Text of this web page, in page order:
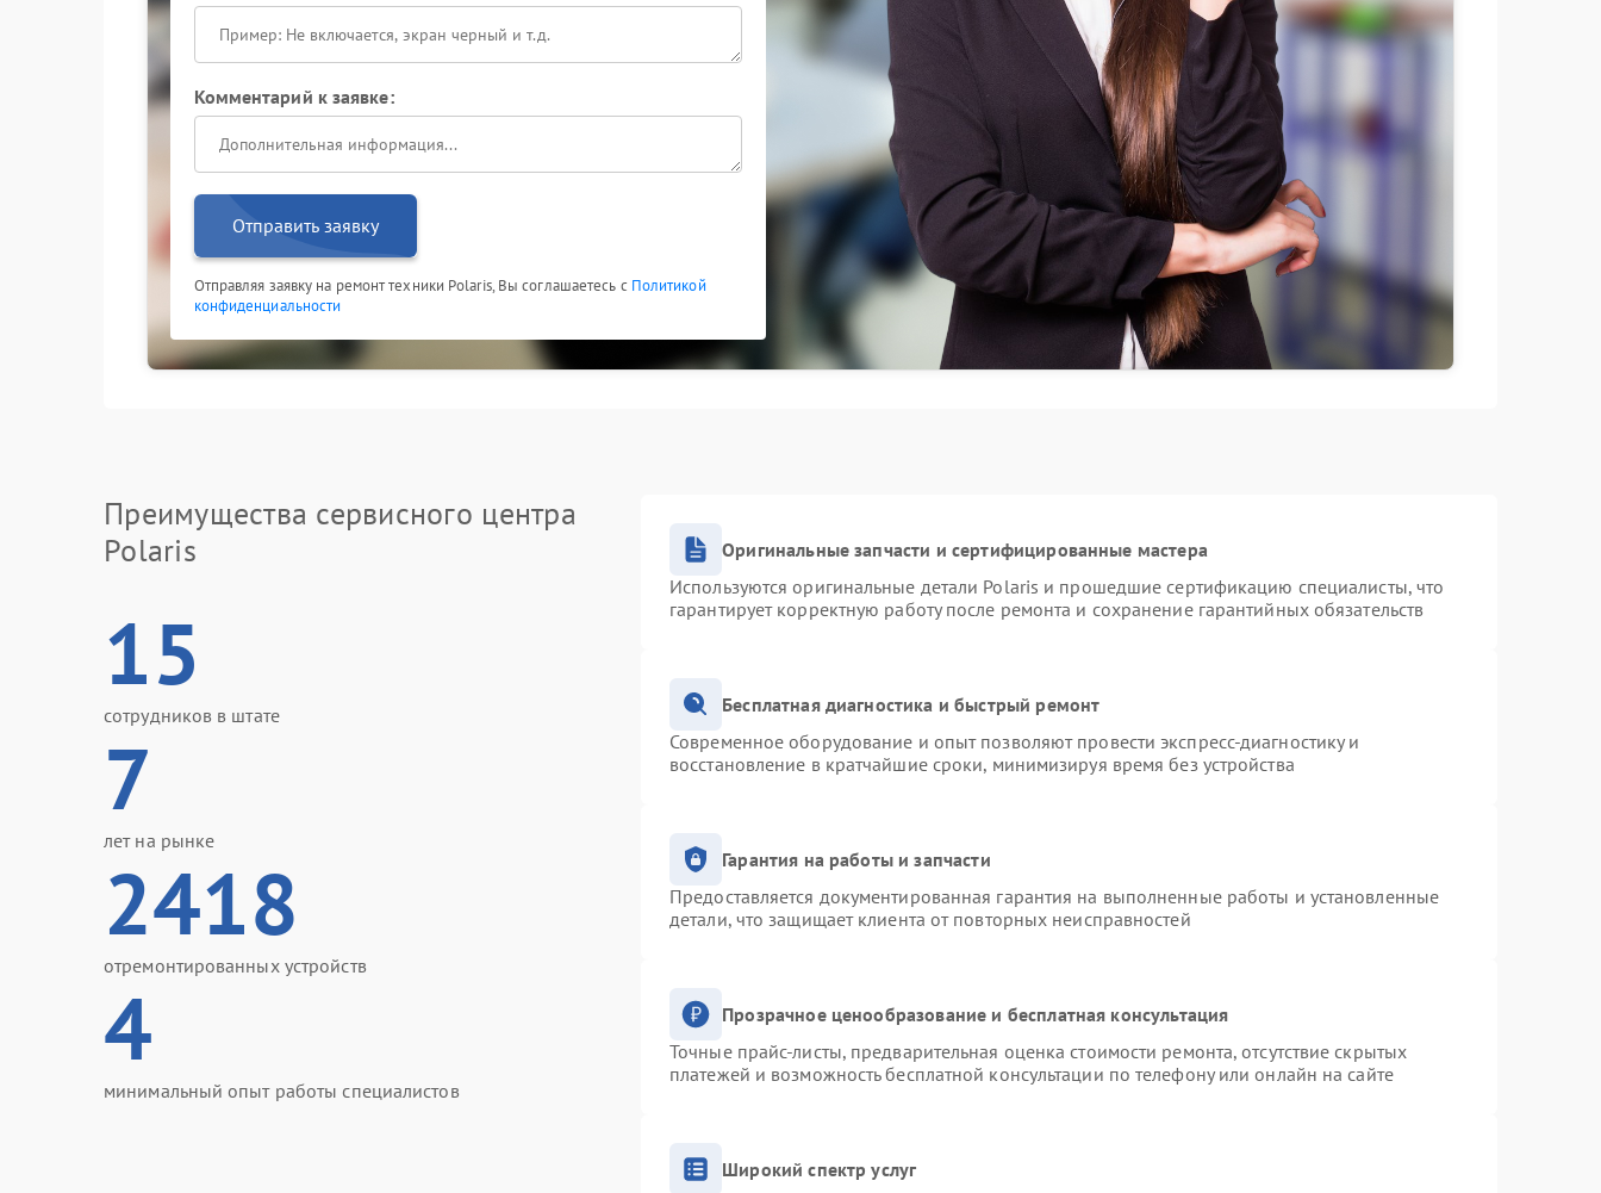
Комментарий к заявке:
Отправить заявку
Отправляя заявку на ремонт техники Polaris, Вы соглашаетесь с Политикой
конфиденциальности
Преимущества сервисного центра
Polaris
15
сотрудников в штате
7
лет на рынке
2418
отремонтированных устройств
4
минимальный опыт работы специалистов
Оригинальные запчасти и сертифицированные мастера
Используются оригинальные детали Polaris и прошедшие сертификацию специалисты, что
гарантирует корректную работу после ремонта и сохранение гарантийных обязательств
Бесплатная диагностика и быстрый ремонт
Современное оборудование и опыт позволяют провести экспресс-диагностику и
восстановление в кратчайшие сроки, минимизируя время без устройства
Гарантия на работы и запчасти
Предоставляется документированная гарантия на выполненные работы и установленные
детали, что защищает клиента от повторных неисправностей
Прозрачное ценообразование и бесплатная консультация
Точные прайс-листы, предварительная оценка стоимости ремонта, отсутствие скрытых
платежей и возможность бесплатной консультации по телефону или онлайн на сайте
Широкий спектр услуг